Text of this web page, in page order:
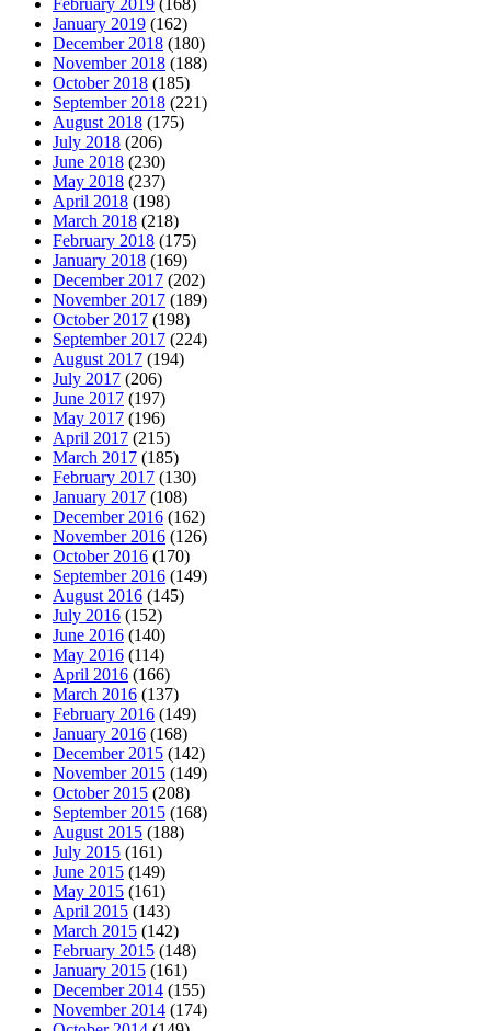
January 2019 (162)
December 2018 (180)
November 2018 (188)
October 2018 (185)
September 2018 (221)
August 2018 (175)
July 2018 (206)
June 2018 (230)
May 2018 (237)
April 2018 (198)
March 2018 (218)
February 2018 (175)
January 2018 (169)
December 2017 (202)
November 2017 (189)
October 2017 (198)
September 2017 (224)
August 2017 (194)
July 2017 (206)
June 2017 (197)
May 2017 (196)
April 2017 (215)
March 2017 (185)
February 2017 (130)
January 2017 (108)
December 2016 (162)
November 2016 (126)
October 2016 (170)
September 2016 (149)
August 2016 (145)
July 2016 (152)
June 2016 (140)
May 2016 (114)
April 2016 (166)
March 2016 (137)
February 2016 (149)
January 2016 (168)
December 2015 (142)
November 2015 (149)
October 2015 (208)
September 2015 (168)
August 2015 (188)
July 2015 (161)
June 2015 (149)
May 2015 (161)
April 2015 (143)
March 2015 (142)
February 2015 (148)
January 2015 (161)
December 2014 (155)
November 2014 (174)